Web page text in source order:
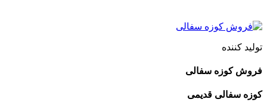
تولید کننده
فروش کوزه سفالی
کوزه سفالی قدیمی